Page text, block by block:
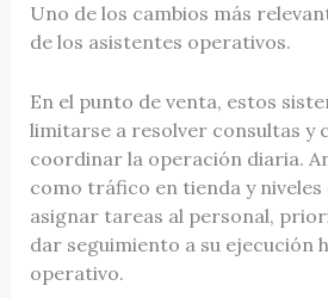
Uno de los cambios más
de los asistentes operativos.
En el punto de venta, estos
limitarse a resolver consultas y
coordinar la operación diaria.
como tráfico en tienda y
asignar tareas al personal,
dar seguimiento a su ejecución
operativo.